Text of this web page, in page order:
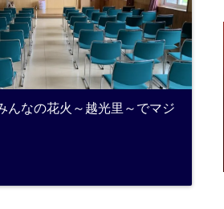
なの花火～越光里～でマジ